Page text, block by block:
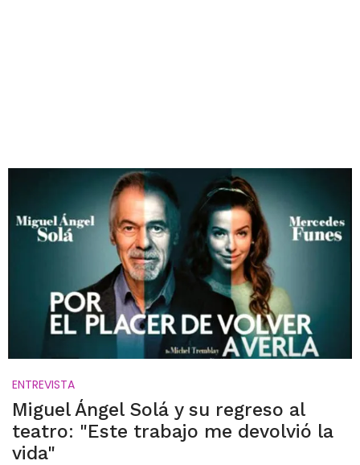
ENTREVISTA
Miguel Ángel Solá y su regreso al
teatro: "Este trabajo me devolvió la
vida"